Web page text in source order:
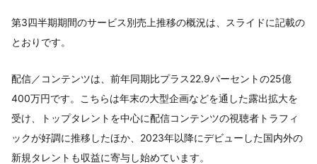
第3四半期期間のサービス別売上推移の概況は、スライドに記載の
とおりです。
配信／コンテンツは、前年同期比プラス22.9パーセントの25億
400万円です。こちらは年末の大型企画などを通した露出拡大を
受け、トップタレントを中心に配信コンテンツの視聴者トラフィ
ックが好調に推移したほか、2023年以降にデビューした国内外の
新規タレントも収益に寄与し始めています。